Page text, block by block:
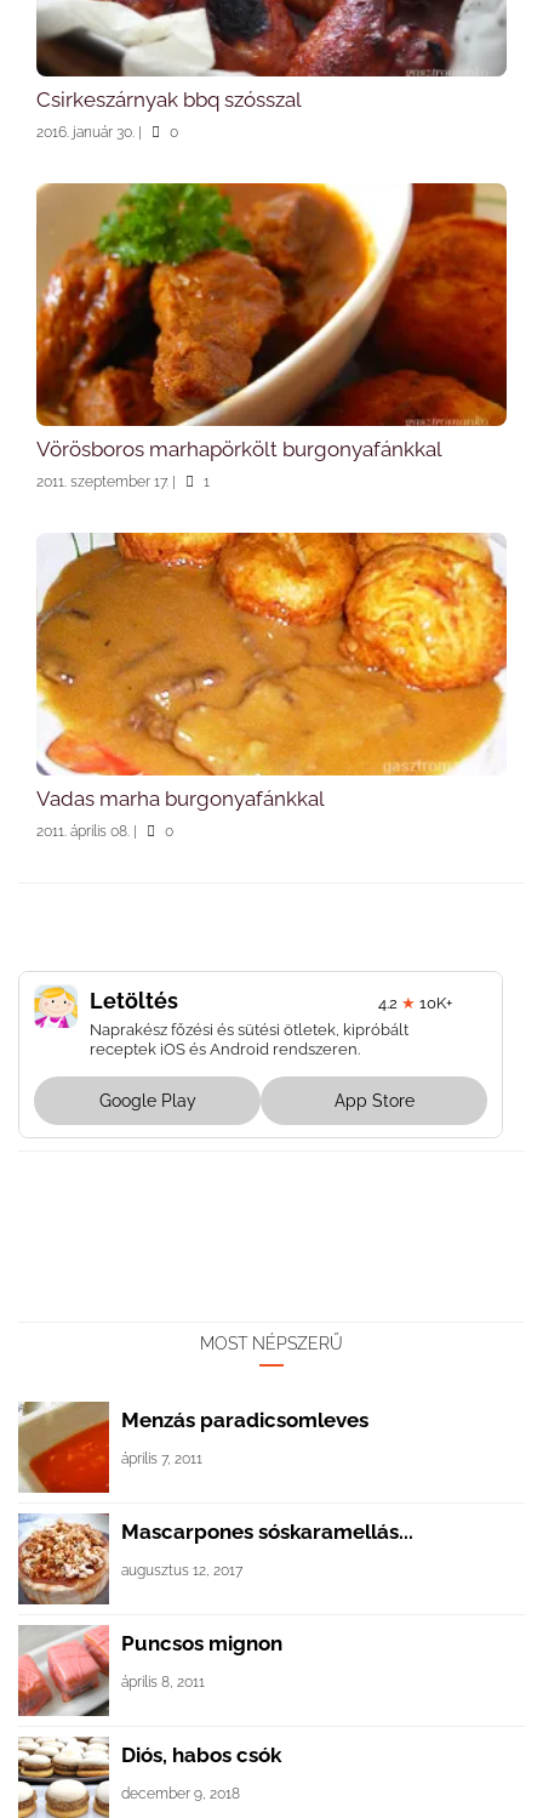
Csirkeszárnyak bbq szósszal
2016. január 30. | 0
Vörösboros marhapörkölt burgonyafánkkal
2011. szeptember 17. | 1
Vadas marha burgonyafánkkal
2011. április 08. | 0
Letöltés 4.2 ★ 10K+
Naprakész főzési és sütési ötletek, kipróbált
receptek iOS és Android rendszeren.
Google Play App Store
MOST NÉPSZERŰ
Menzás paradicsomleves
április 7, 2011
Mascarpones sóskaramellás...
augusztus 12, 2017
Puncsos mignon
április 8, 2011
Diós, habos csók
december 9, 2018